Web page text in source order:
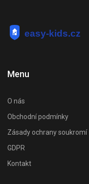
Menu
O nás
Obchodní podmínky
Zásady ochrany soukromí
GDPR
Kontakt